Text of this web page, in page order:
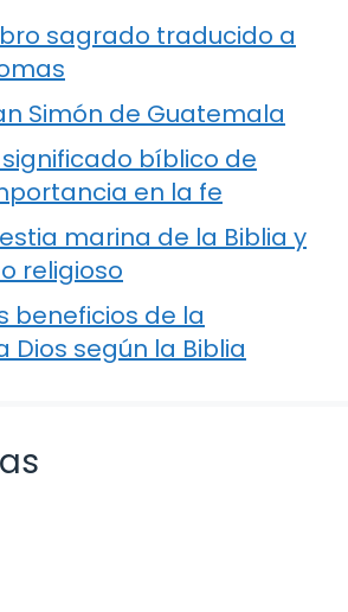
sagrado traducido a
Simón de Guatemala
bíblico de
en la fe
marina de la Biblia y
religioso
beneficios de la
Dios según la Biblia